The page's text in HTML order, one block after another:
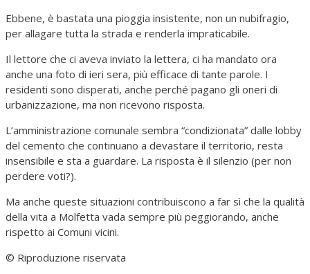
Ebbene, è bastata una pioggia insistente, non un nubifragio,
per allagare tutta la strada e renderla impraticabile.
Il lettore che ci aveva inviato la lettera, ci ha mandato ora
anche una foto di ieri sera, più efficace di tante parole. I
residenti sono disperati, anche perché pagano gli oneri di
urbanizzazione, ma non ricevono risposta.
L’amministrazione comunale sembra “condizionata” dalle lobby
del cemento che continuano a devastare il territorio, resta
insensibile e sta a guardare. La risposta è il silenzio (per non
perdere voti?).
Ma anche queste situazioni contribuiscono a far sì che la qualità
della vita a Molfetta vada sempre più peggiorando, anche
rispetto ai Comuni vicini.
© Riproduzione riservata